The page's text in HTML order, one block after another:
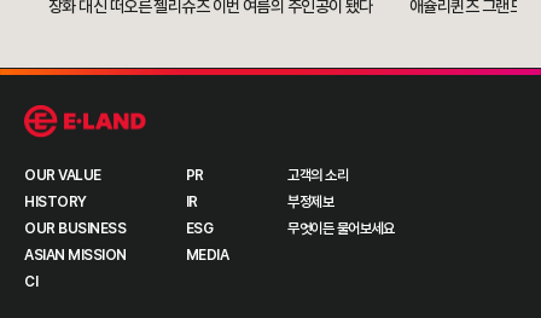
장화 대신 떠오른 젤리슈즈 이번 여름의 주인공이 됐다 애슐리퀸즈 그랜드
OUR VALUE
HISTORY
OUR BUSINESS
ASIAN MISSION
CI
PR
IR
ESG
MEDIA
고객의 소리
부정제보
무엇이든 물어보세요